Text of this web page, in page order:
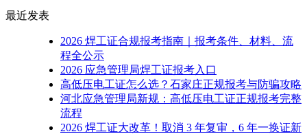
最近发表
2026 焊工证合规报考指南｜报考条件、材料、流
程全公示
2026 应急管理局焊工证报考入口
高低压电工证怎么选？石家庄正规报考与防骗攻略
河北应急管理局新规：高低压电工证正规报考完整
流程
2026 焊工证大改革！取消 3 年复审，6 年一换证新